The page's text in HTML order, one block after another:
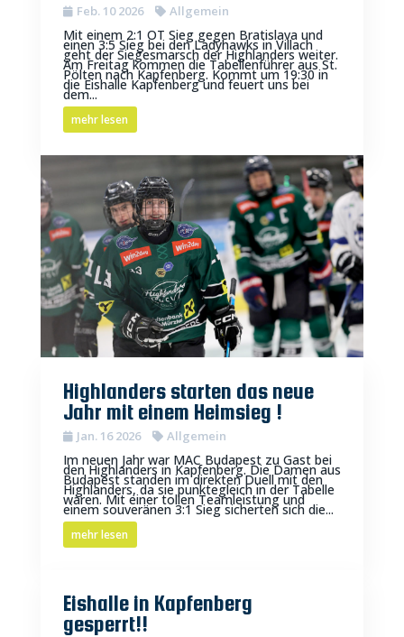
Feb. 10 2026 Allgemein
Mit einem 2:1 OT Sieg gegen Bratislava und
einen 3:5 Sieg bei den Ladyhawks in Villach
geht der Siegesmarsch der Highlanders weiter.
Am Freitag kommen die Tabellenführer aus St.
Pölten nach Kapfenberg. Kommt um 19:30 in
die Eishalle Kapfenberg und feuert uns bei
dem...
mehr lesen
Highlanders starten das neue
Jahr mit einem Heimsieg !
Jan. 16 2026 Allgemein
Im neuen Jahr war MAC Budapest zu Gast bei
den Highlanders in Kapfenberg. Die Damen aus
Budapest standen im direkten Duell mit den
Highlanders, da sie punktegleich in der Tabelle
waren. Mit einer tollen Teamleistung und
einem souveränen 3:1 Sieg sicherten sich die...
mehr lesen
Eishalle in Kapfenberg
gesperrt!!